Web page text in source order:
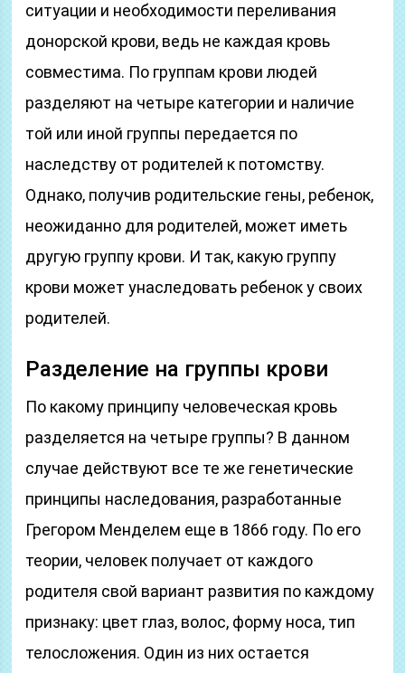
ситуации и необходимости переливания
донорской крови, ведь не каждая кровь
совместима. По группам крови людей
разделяют на четыре категории и наличие
той или иной группы передается по
наследству от родителей к потомству.
Однако, получив родительские гены, ребенок,
неожиданно для родителей, может иметь
другую группу крови. И так, какую группу
крови может унаследовать ребенок у своих
родителей.
Разделение на группы крови
По какому принципу человеческая кровь
разделяется на четыре группы? В данном
случае действуют все те же генетические
принципы наследования, разработанные
Грегором Менделем еще в 1866 году. По его
теории, человек получает от каждого
родителя свой вариант развития по каждому
признаку: цвет глаз, волос, форму носа, тип
телосложения. Один из них остается